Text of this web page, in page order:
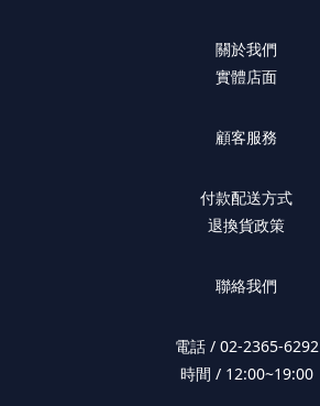
關於我們
實體店面
顧客服務
付款配送方式
退換貨政策
聯絡我們
電話 / 02-2365-6292
時間 / 12:00~19:00